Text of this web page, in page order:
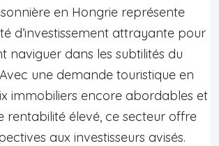
en Hongrie représente
d’investissement attrayante pour
naviguer dans les subtilités du
une demande touristique en
immobiliers encore abordables et
rentabilité élevé, ce secteur offre
aux investisseurs avisés.